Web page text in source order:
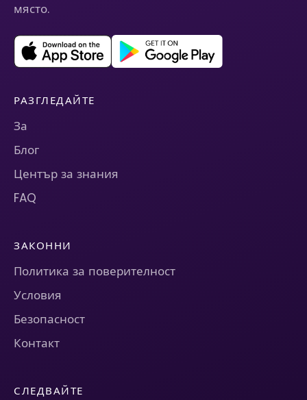
място.
РАЗГЛЕДАЙТЕ
За
Блог
Център за знания
FAQ
ЗАКОННИ
Политика за поверителност
Условия
Безопасност
Контакт
СЛЕДВАЙТЕ